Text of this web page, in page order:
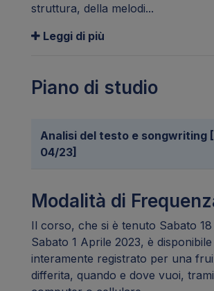
struttura, della melodi...
Leggi di più
Piano di studio
Analisi del testo e songwriting
04/23]
Modalità di
Il corso, che si è tenuto Sabato 18
Sabato 1 Aprile 2023, è
interamente registrato per una
differita, quando e dove vuoi,